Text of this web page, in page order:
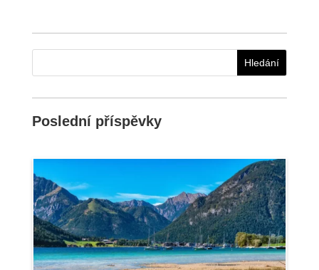
Poslední příspěvky